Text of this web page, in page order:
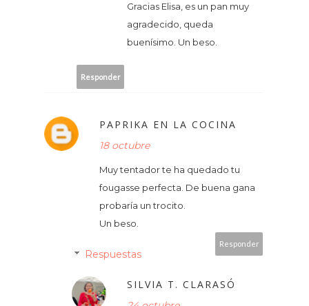
Gracias Elisa, es un pan muy
agradecido, queda
buenísimo. Un beso.
Responder
PAPRIKA EN LA COCINA
18 octubre
Muy tentador te ha quedado tu
fougasse perfecta. De buena gana
probaría un trocito.
Un beso.
Responder
Respuestas
SILVIA T. CLARASÓ